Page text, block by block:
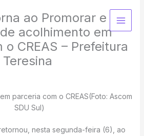
ao Promorar e
acolhimento em
CREAS – Prefeitura
parceria com o CREAS(Foto: Ascom
SDU Sul)
nesta segunda-feira (6), ao